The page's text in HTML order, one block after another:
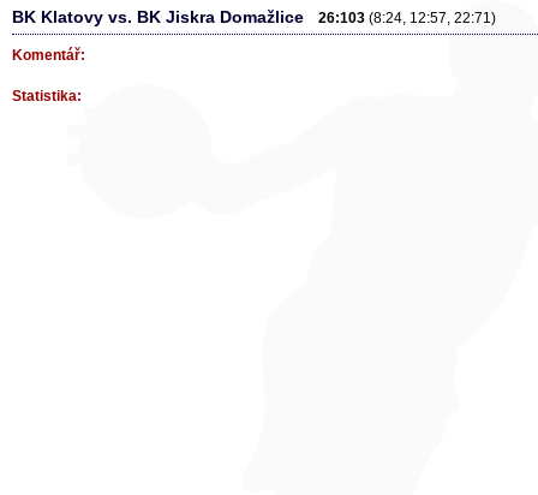
BK Klatovy vs. BK Jiskra Domažlice 26:103 (8:24, 12:57, 22:71)
Komentář:
Statistika: